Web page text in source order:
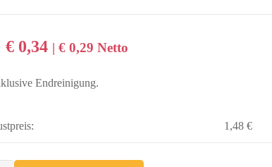
€ 0,34 |€ 0,29 Netto
Endreinigung.
1,48 €